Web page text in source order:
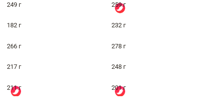
249 г 259 г
182 г 232 г
266 г 278 г
217 г 248 г
211 г 201 г